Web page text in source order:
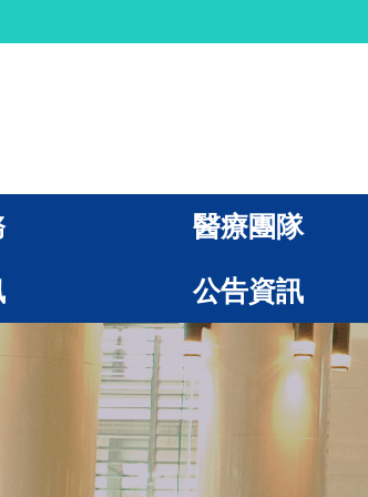
醫療團隊
公告資訊